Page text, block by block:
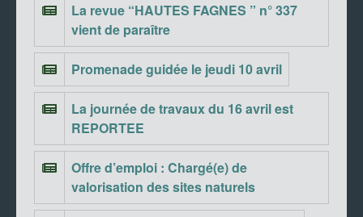
La revue “HAUTES FAGNES ” n° 337
vient de paraître
Promenade guidée le jeudi 10 avril
La journée de travaux du 16 avril est
REPORTEE
Offre d’emploi : Chargé(e) de
valorisation des sites naturels